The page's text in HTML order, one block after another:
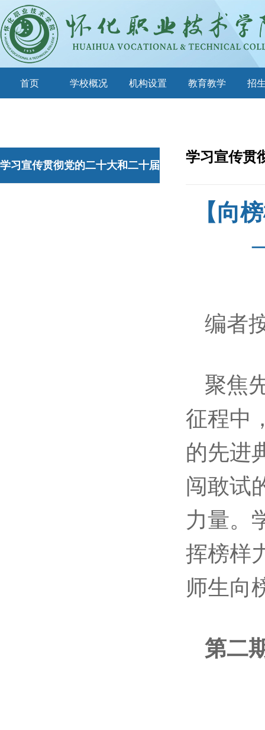
首页 学校概况 机构设置 教育教学 招
学习宣传贯彻党的二十大和二十届
学习宣传贯
【向
编者
聚焦
征程中
的先进
闯敢试
力量。
挥榜样
师生向
第二